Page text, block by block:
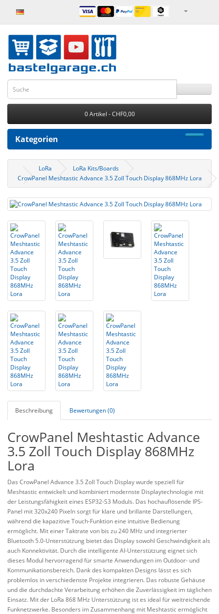
0 Artikel - CHF0,00
Kategorien
LoRa
LoRa Kits/Boards
CrowPanel Meshtastic Advance 3.5 Zoll Touch Display 868MHz Lora
Beschreibung Bewertungen (0)
CrowPanel Meshtastic Advance
3.5 Zoll Touch Display 868MHz
Lora
Das CrowPanel Advance 3.5 Zoll Touch Display wurde speziell für
Meshtasticentwickelt und kombiniert modernste Displaytechnologie mit
der Leistungsfähigkeit eines ESP32-S3 Moduls. Das hochauflösende IPS-
Panel mit 320x240 Pixeln sorgt für klare und brillante Darstellungen,
während die kapazitive Touch-Funktion eine intuitive Bedienung
ermöglicht. Mit einer Taktrate von bis zu 240 MHz und integrierter
Bluetooth 5.0-Unterstützung bietet das Display sowohl Geschwindigkeit als
auch Konnektivität. Durch die intelligente AI-Unterstützung eignet sich
dieses Modul hervorragend für smarte Anwendungen im Outdoor- und
Kommunikationsbereich. Dank des kompakten Designs lässt es sich
problemlos in verschiedenste Projekte integrieren. Das robuste Gehäuse
und die durchdachte Verarbeitung erhöhen die Zuverlässigkeit im täglichen
Einsatz. Mit der LoRa 868 MHz Unterstützung ist es ideal für weitreichende
Funknetzwerke. Besonders im Zusammenhang mit Meshtasticermöglicht